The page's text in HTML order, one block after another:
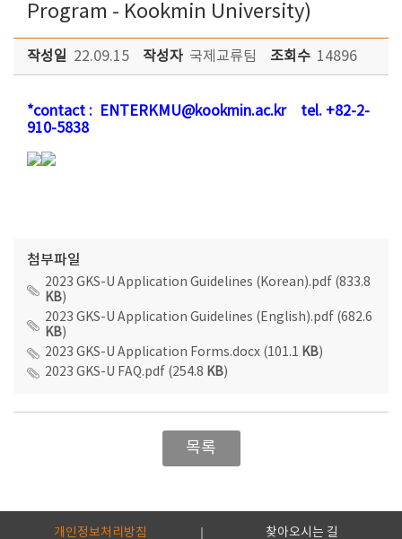
Program - Kookmin University)
작성일 22.09.15 작성자 국제교류팀 조회수 14896
*contact : ENTERKMU@kookmin.ac.kr tel. +82-2-
910-5838
첨부파일
2023 GKS-U Application Guidelines (Korean).pdf (833.8
KB)
2023 GKS-U Application Guidelines (English).pdf (682.6
KB)
2023 GKS-U Application Forms.docx (101.1 KB)
2023 GKS-U FAQ.pdf (254.8 KB)
목록
개인정보처리방침 찾아오시는 길